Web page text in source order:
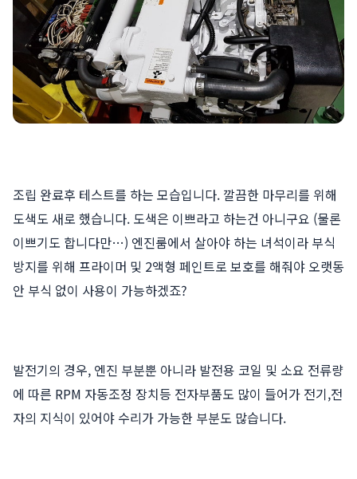
조립 완료후 테스트를 하는 모습입니다. 깔끔한 마무리를 위해
도색도 새로 했습니다. 도색은 이쁘라고 하는건 아니구요 (물론
이쁘기도 합니다만…) 엔진룸에서 살아야 하는 녀석이라 부식
방지를 위해 프라이머 및 2액형 페인트로 보호를 해줘야 오랫동
안 부식 없이 사용이 가능하겠죠?
발전기의 경우, 엔진 부분뿐 아니라 발전용 코일 및 소요 전류량
에 따른 RPM 자동조정 장치등 전자부품도 많이 들어가 전기,전
자의 지식이 있어야 수리가 가능한 부분도 많습니다.